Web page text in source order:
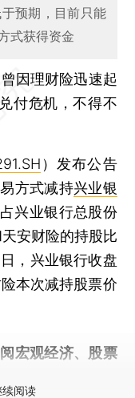
预期，目前只能
式获得资金
曾因理财险迅速起
付危机，不得不
）发布公告
方式减持兴业银
兴业银行总股份
安财险的持股比
，兴业银行收盘
本次减持股票价
宏观经济、股票
续阅读